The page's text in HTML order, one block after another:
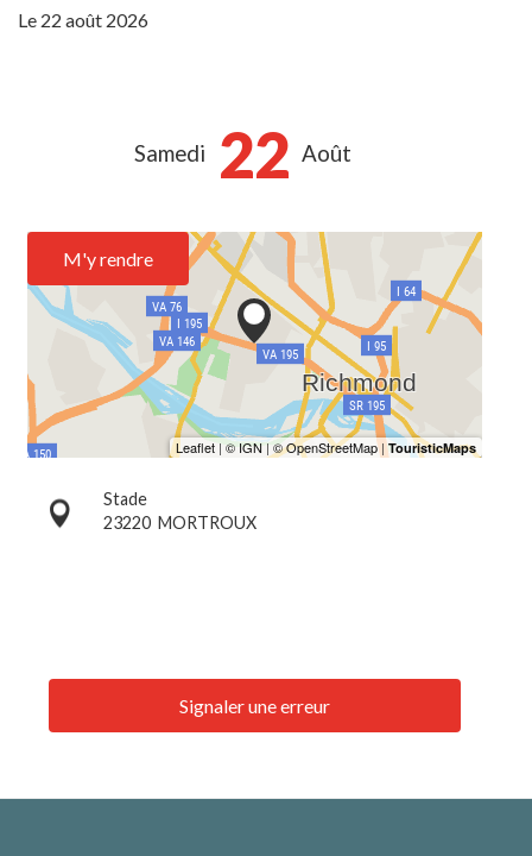
Le 22 août 2026
Samedi 22 Août
M'y rendre
Stade
23220 MORTROUX
Signaler une erreur